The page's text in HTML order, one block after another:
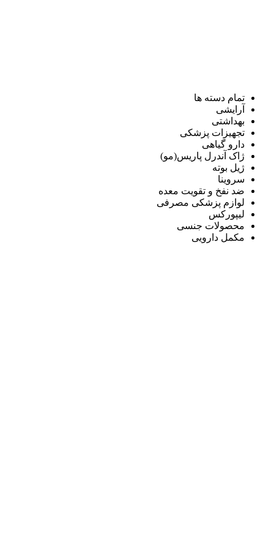
تمام دسته ها
آرایشی
بهداشتی
تجهیزات پزشکی
دارو گیاهی
ژاک آندرل پاریس(مو)
ژیل بوته
سروینا
ضد نفخ و تقویت معده
لوازم پزشکی مصرفی
لیپورکس
محصولات جنسی
مکمل دارویی